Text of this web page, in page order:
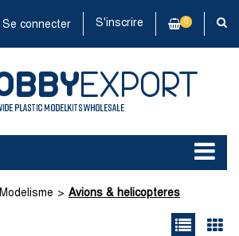
Se connecter S'inscrire 0
Modelisme Avions & helicopteres